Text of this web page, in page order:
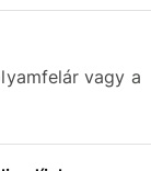
vagy a